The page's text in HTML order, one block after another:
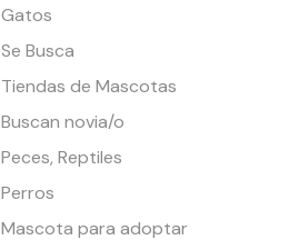
Gatos
Se Busca
Tiendas de Mascotas
Buscan novia/o
Peces, Reptiles
Perros
Mascota para adoptar